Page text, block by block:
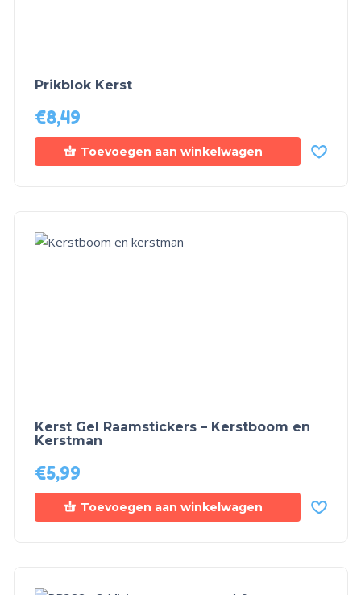
Prikblok Kerst
€8,49
Toevoegen aan winkelwagen
Kerst Gel Raamstickers – Kerstboom en
Kerstman
€5,99
Toevoegen aan winkelwagen